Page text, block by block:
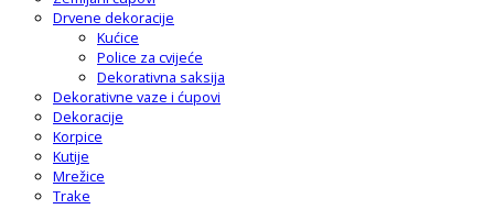
Drvene dekoracije
Kućice
Police za cvijeće
Dekorativna saksija
Dekorativne vaze i ćupovi
Dekoracije
Korpice
Kutije
Mrežice
Trake